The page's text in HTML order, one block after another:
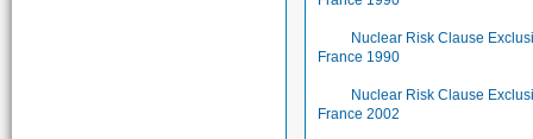
Nuclear Risk Clause
France 1990
Nuclear Risk Clause
France 2002